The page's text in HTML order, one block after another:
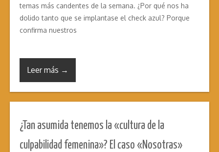
temas más candentes de la semana. ¿Por qué nos ha
dolido tanto que se implantase el check azul? Porque
confirma nuestros
Leer más →
¿Tan asumida tenemos la «cultura de la
culpabilidad femenina»? El caso «Nosotras»